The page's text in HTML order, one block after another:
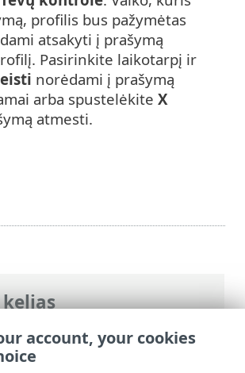
žinynas> ESET Parental
Prašymų tvarkymas
profilis bus pažymėtas
atsakyti į prašymą
Pasirinkite laikotarpį ir
norėdami į prašymą
arba spustelėkite X
atmesti.
account, your cookies